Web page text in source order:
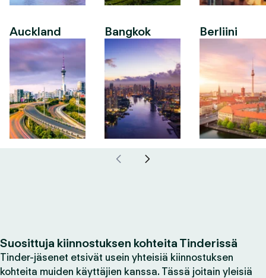
Auckland Bangkok Berliini
Suosittuja kiinnostuksen kohteita Tinderissä
Tinder-jäsenet etsivät usein yhteisiä kiinnostuksen
kohteita muiden käyttäjien kanssa. Tässä joitain yleisiä